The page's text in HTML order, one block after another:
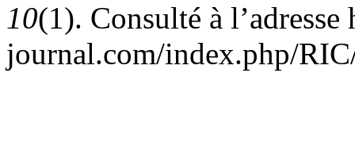
10(1). Consulté à
journal.com/index.php/